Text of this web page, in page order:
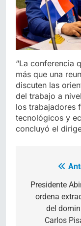
“La conferencia
más que una
discuten las
del trabajo a
los trabajadores
tecnológicos y
concluyó el
de
entradas
Presidente
ordena
del
Carlos